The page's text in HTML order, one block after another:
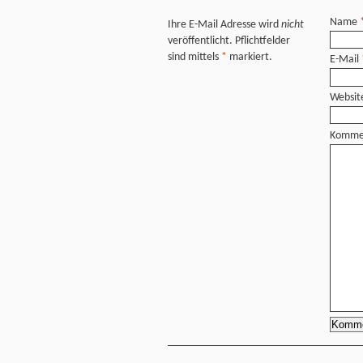
Ihre E-Mail Adresse wird nicht
veröffentlicht. Pflichtfelder
sind mittels * markiert.
Name
E-Mail